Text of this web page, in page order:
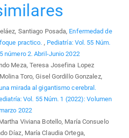
Santiago Posada, Enfermedad de
practico. , Pediatría: Vol. 55 Núm.
número 2. Abril-Junio 2022
Meza, Teresa Josefina Lopez
Toro, Gisel Gordillo Gonzalez,
mirada al gigantismo cerebral.
Vol. 55 Núm. 1 (2022): Volumen
2022
Viviana Botello, María Consuelo
Díaz, María Claudia Ortega,